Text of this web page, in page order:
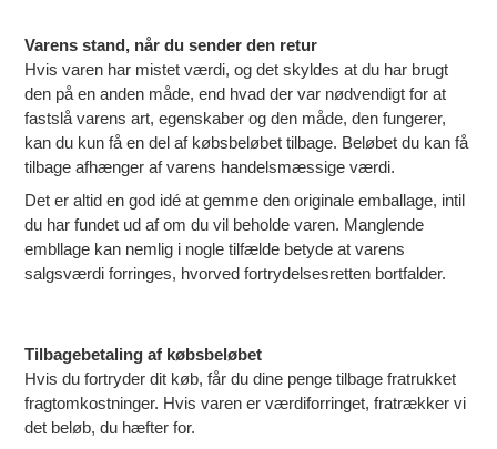
Varens stand, når du sender den retur
Hvis varen har mistet værdi, og det skyldes at du har brugt
den på en anden måde, end hvad der var nødvendigt for at
fastslå varens art, egenskaber og den måde, den fungerer,
kan du kun få en del af købsbeløbet tilbage. Beløbet du kan få
tilbage afhænger af varens handelsmæssige værdi.
Det er altid en god idé at gemme den originale emballage, intil
du har fundet ud af om du vil beholde varen. Manglende
embllage kan nemlig i nogle tilfælde betyde at varens
salgsværdi forringes, hvorved fortrydelsesretten bortfalder.
Tilbagebetaling af købsbeløbet
Hvis du fortryder dit køb, får du dine penge tilbage fratrukket
fragtomkostninger. Hvis varen er værdiforringet, fratrækker vi
det beløb, du hæfter for.